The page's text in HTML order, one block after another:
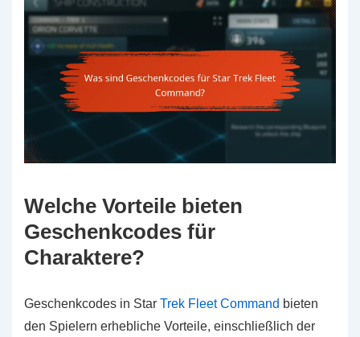
Welche Vorteile bieten
Geschenkcodes für
Charaktere?
Geschenkcodes in Star Trek Fleet Command bieten
den Spielern erhebliche Vorteile, einschließlich der